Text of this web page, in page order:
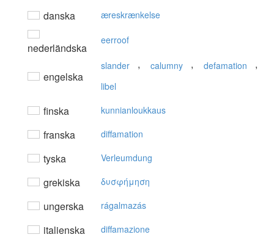
danska æreskrænkelse
nederländska
eerroof
engelska
slander , calumny , defamation ,
libel
finska kunnianloukkaus
franska diffamation
tyska Verleumdung
grekiska δυσφήμηση
ungerska rágalmazás
italienska diffamazione